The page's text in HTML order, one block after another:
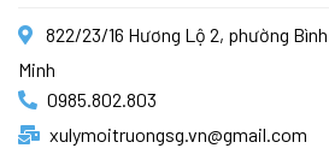
822/23/16 Hương Lộ 2, phường
Minh
0985.802.803
xulymoitruongsg.vn@gmail.com